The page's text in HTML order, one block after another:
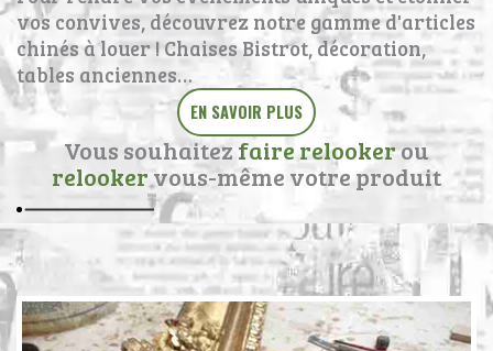
vos convives, découvrez notre gamme d'articles
chinés à louer ! Chaises Bistrot, décoration,
tables anciennes…
EN SAVOIR PLUS
Vous souhaitez faire relookerou
relookervous-même votre produit